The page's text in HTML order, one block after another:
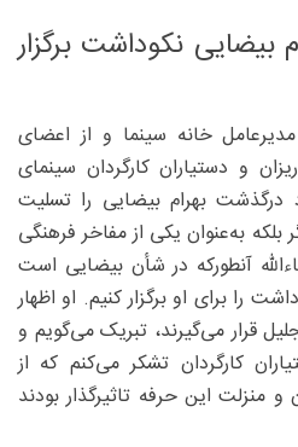
بیضایی نکوداشت برگزار
خانه سینما و از اعضای
و دستیاران کارگردان سینمای
بهرام بیضایی را تسلیت
بلکه به‌عنوان یکی از مفاخر فرهنگی
آنطورکه در شأن بیضایی است
را برای او برگزار کنیم. او اظهار
قرار می‌گیرند، تبریک می‌گویم و
کارگردان تشکر می‌کنم که از
این حرفه تاثیرگذار بودند